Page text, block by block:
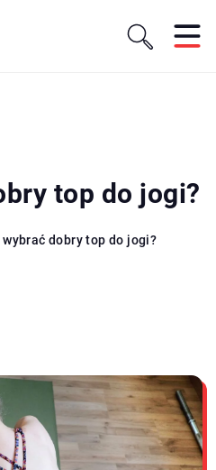
top do jogi?
wybrać dobry top do jogi?